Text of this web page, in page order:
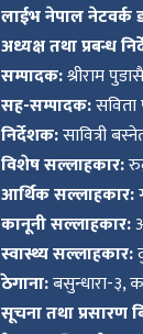
लाईभ नेपाल नेटवर्क
अध्यक्ष तथा प्रबन्ध
सम्पादक:श्रीराम
सह-सम्पादक:सविता
निर्देशक:सावित्री
विशेष सल्लाहकार:
आर्थिक सल्लाहकार:
कानूनी सल्लाहकार:
स्वास्थ्य सल्लाहकार:
ठेगाना:बसुन्धारा-३,
सूचना तथा प्रसारण